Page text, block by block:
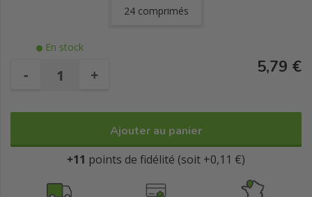
24 comprimés
En stock
- + 5,79 €
Ajouter au panier
+11 points de fidélité (soit +0,11 €)